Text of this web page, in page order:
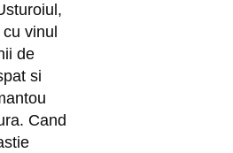
vinul
de
si
Cand